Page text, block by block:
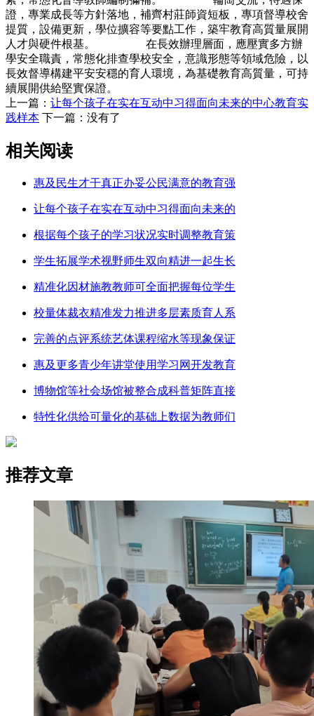
證，專業成長等方針落地，補齊村莊師資短板，專項督導校舍
提質，設備更新，學位擴容等要點工作，築牢教育高質量展開
人才與硬件根基。 在長效辦理層面，應壓實多方辦
學安全職責，常態化排查學校安全，意識形態等領域危險，以
長效督導構建平安安穩的育人環境，為基礎教育高質量，可持
續展開供給堅實保證。
上一篇： 让每个孩子在实在互动中习得面向未来的中心教育实
践样本 下一篇：没有了
相关阅读
惠及民生才干真正办妥公民满意的教育强
让每个孩子在实在互动中习得面向未来的
根据每个孩子的学习状况实时调整教育策
学生拓展学术视野师生双向精进一起生长
精准化因材施教教师可全面把握每位学生
校量体裁衣精准发力推进多层素质育人系
完善的点评系统艺体课程缩水等现象保证
惠及更多青少年讲堂使用学习网开发教育
博物馆等社会场馆被整合成科普矩阵直接
特性化供给可量化的基础上数据为教师们
推荐文章